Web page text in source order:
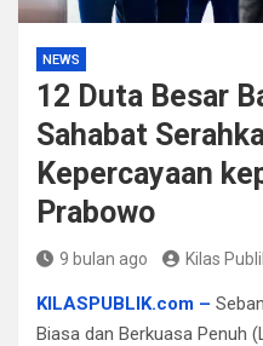
NEWS
12 Duta Besar
Sahabat
Kepercayaan
Prabowo
9 bulan ago Kilas
KILASPUBLIK.com –
Biasa dan Berkuasa Penuh